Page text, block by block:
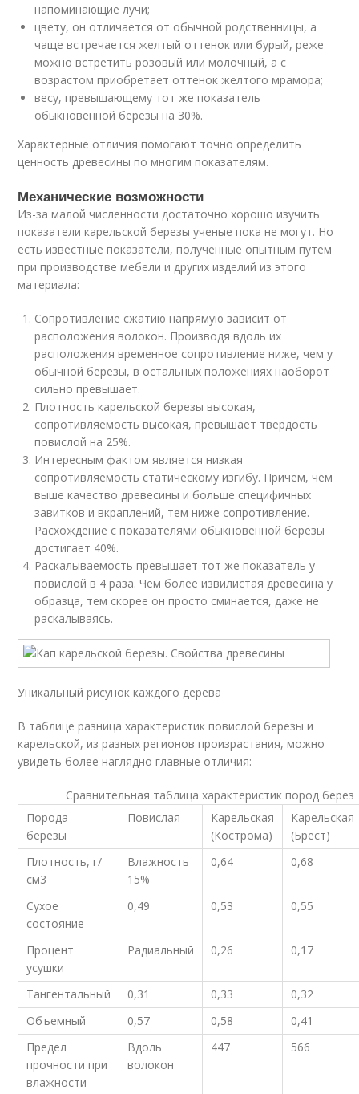
напоминающие лучи;
цвету, он отличается от обычной родственницы, а
чаще встречается желтый оттенок или бурый, реже
можно встретить розовый или молочный, а с
возрастом приобретает оттенок желтого мрамора;
весу, превышающему тот же показатель
обыкновенной березы на 30%.
Характерные отличия помогают точно определить
ценность древесины по многим показателям.
Механические возможности
Из-за малой численности достаточно хорошо изучить
показатели карельской березы ученые пока не могут. Но
есть известные показатели, полученные опытным путем
при производстве мебели и других изделий из этого
материала:
Сопротивление сжатию напрямую зависит от
расположения волокон. Производя вдоль их
расположения временное сопротивление ниже, чем у
обычной березы, в остальных положениях наоборот
сильно превышает.
Плотность карельской березы высокая,
сопротивляемость высокая, превышает твердость
повислой на 25%.
Интересным фактом является низкая
сопротивляемость статическому изгибу. Причем, чем
выше качество древесины и больше специфичных
завитков и вкраплений, тем ниже сопротивление.
Расхождение с показателями обыкновенной березы
достигает 40%.
Раскалываемость превышает тот же показатель у
повислой в 4 раза. Чем более извилистая древесина у
образца, тем скорее он просто сминается, даже не
раскалываясь.
Уникальный рисунок каждого дерева
В таблице разница характеристик повислой березы и
карельской, из разных регионов произрастания, можно
увидеть более наглядно главные отличия:
Сравнительная таблица характеристик пород берез
Порода
березы
Повислая
Карельская
(Кострома)
Карельская
(Брест)
Плотность, г/
см3
Влажность
15%
0,64 0,68
Сухое
состояние
0,49 0,53 0,55
Процент
усушки
Радиальный 0,26 0,17
Тангентальный 0,31 0,33
0,32
Объемный
0,57 0,58
0,41
Предел
прочности при
влажности
Вдоль
волокон
447 566